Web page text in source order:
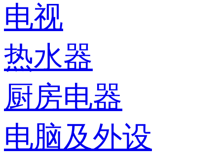
电视
热水器
厨房电器
电脑及外设